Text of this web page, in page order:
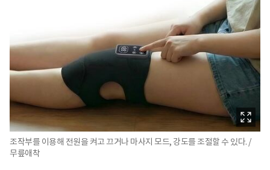
조작부를 이용해 전원을 켜고 끄거나 마사지 모드, 강도를 조절할 수 있다. /
무릎애착